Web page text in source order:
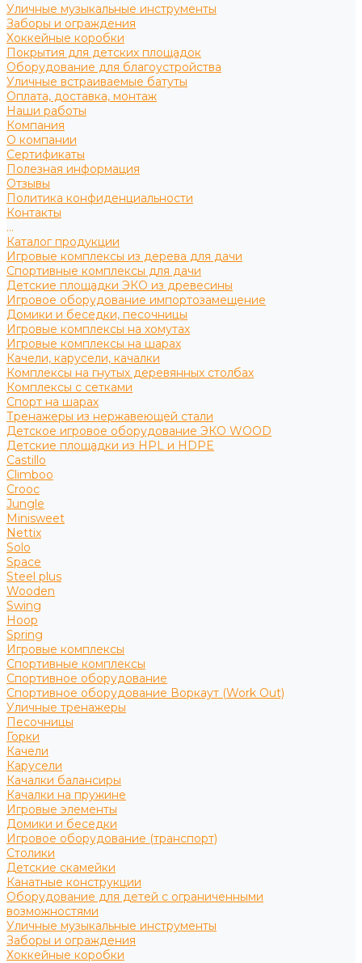
Уличные музыкальные инструменты
Заборы и ограждения
Хоккейные коробки
Покрытия для детских площадок
Оборудование для благоустройства
Уличные встраиваемые батуты
Оплата, доставка, монтаж
Наши работы
Компания
О компании
Сертификаты
Полезная информация
Отзывы
Политика конфиденциальности
Контакты
...
Каталог продукции
Игровые комплексы из дерева для дачи
Спортивные комплексы для дачи
Детские площадки ЭКО из древесины
Игровое оборудование импортозамещение
Домики и беседки, песочницы
Игровые комплексы на хомутах
Игровые комплексы на шарах
Качели, карусели, качалки
Комплексы на гнутых деревянных столбах
Комплексы с сетками
Спорт на шарах
Тренажеры из нержавеющей стали
Детское игровое оборудование ЭКО WOOD
Детские площадки из HPL и HDPE
Castillo
Climboo
Crooc
Jungle
Minisweet
Nettix
Solo
Space
Steel plus
Wooden
Swing
Hoop
Spring
Игровые комплексы
Спортивные комплексы
Спортивное оборудование
Спортивное оборудование Воркаут (Work Out)
Уличные тренажеры
Песочницы
Горки
Качели
Карусели
Качалки балансиры
Качалки на пружине
Игровые элементы
Домики и беседки
Игровое оборудование (транспорт)
Столики
Детские скамейки
Канатные конструкции
Оборудование для детей с ограниченными
возможностями
Уличные музыкальные инструменты
Заборы и ограждения
Хоккейные коробки